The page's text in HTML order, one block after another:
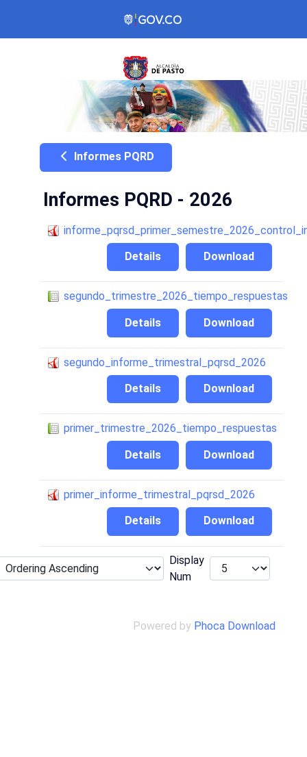
Informes PQRD
Informes PQRD - 2026
Download
Details
segundo_trimestre_2026_tiempo_respuestas
Download
Details
segundo_informe_trimestral_pqrsd_2026
Download
Details
primer_trimestre_2026_tiempo_respuestas
Download
Details
primer_informe_trimestral_pqrsd_2026
Download
Details
Display
Num
Powered by Phoca Download